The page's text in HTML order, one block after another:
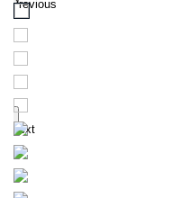
Previous
Next